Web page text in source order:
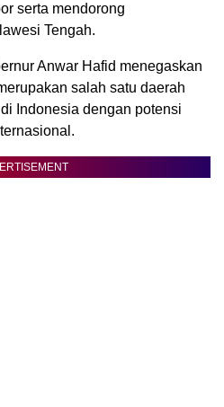
serta mendorong
Tengah.
Anwar Hafid menegaskan
salah satu daerah
Indonesia dengan potensi